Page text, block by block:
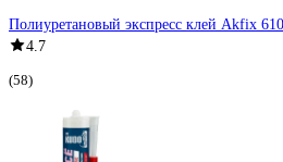
Полиуретановый экспресс клей Akfix
4.7
(58)